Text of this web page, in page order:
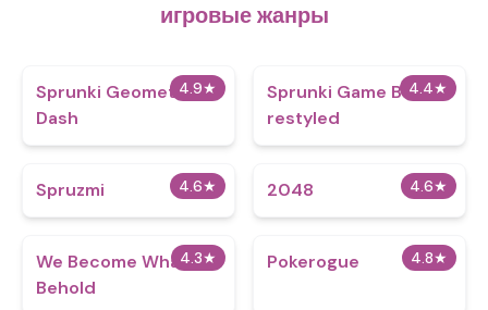
игровые жанры
4.9★
Sprunki Geometry
Dash
4.4★
Sprunki Game But
restyled
4.6★
Spruzmi 4.6★
2048
4.3★
We Become What We
Behold
4.8★
Pokerogue